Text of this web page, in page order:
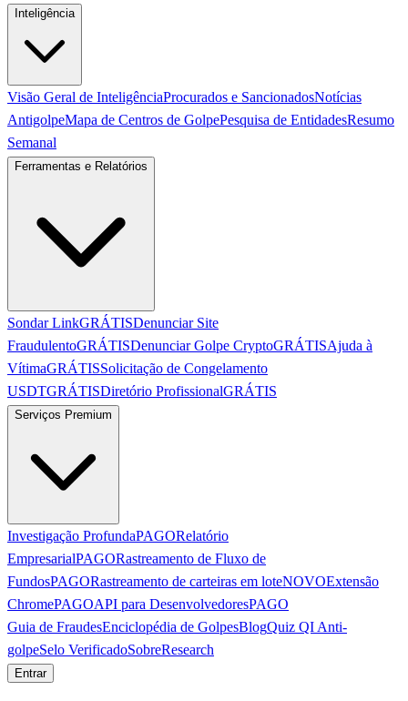
Inteligência
Visão Geral de InteligênciaProcurados e SancionadosNotícias
AntigolpeMapa de Centros de GolpePesquisa de EntidadesResumo
Semanal
Ferramentas e Relatórios
Sondar LinkGRÁTISDenunciar Site
FraudulentoGRÁTISDenunciar Golpe CryptoGRÁTISAjuda à
VítimaGRÁTISSolicitação de Congelamento
USDTGRÁTISDiretório ProfissionalGRÁTIS
Serviços Premium
Investigação ProfundaPAGORelatório
EmpresarialPAGORastreamento de Fluxo de
FundosPAGORastreamento de carteiras em loteNOVOExtensão
ChromePAGOAPI para DesenvolvedoresPAGO
Guia de FraudesEnciclopédia de GolpesBlogQuiz QI Anti-
golpeSelo VerificadoSobreResearch
Entrar